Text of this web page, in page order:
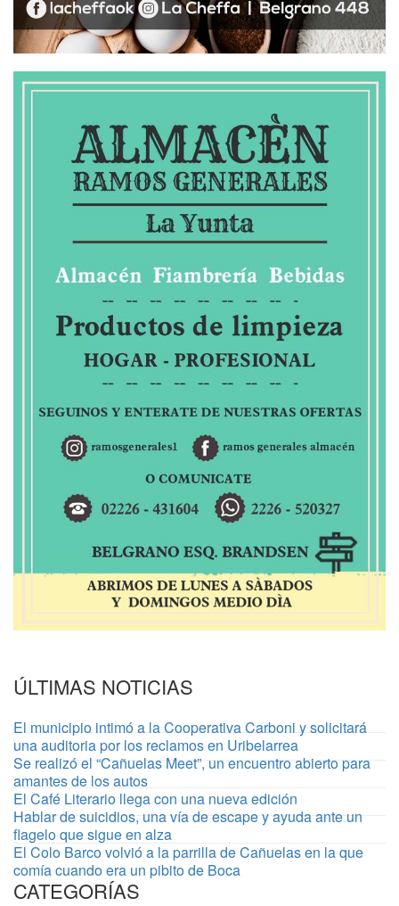
ÚLTIMAS NOTICIAS
El municipio intimó a la Cooperativa Carboni y solicitará
una auditoria por los reclamos en Uribelarrea
Se realizó el “Cañuelas Meet”, un encuentro abierto para
amantes de los autos
El Café Literario llega con una nueva edición
Hablar de suicidios, una vía de escape y ayuda ante un
flagelo que sigue en alza
El Colo Barco volvió a la parrilla de Cañuelas en la que
comía cuando era un pibito de Boca
CATEGORÍAS